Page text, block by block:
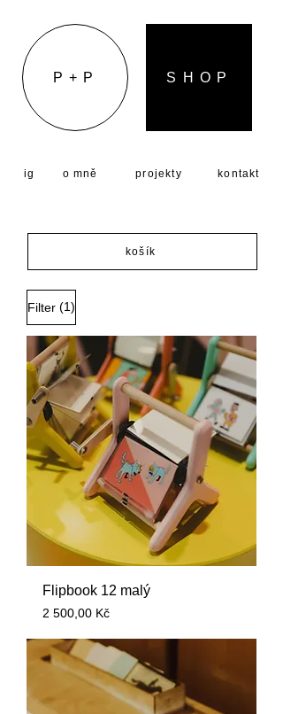
P + P S H O P
ig o mně projekty kontakt
košík
Filter (1)
Flipbook 12 malý
Price
2 500,00 Kč